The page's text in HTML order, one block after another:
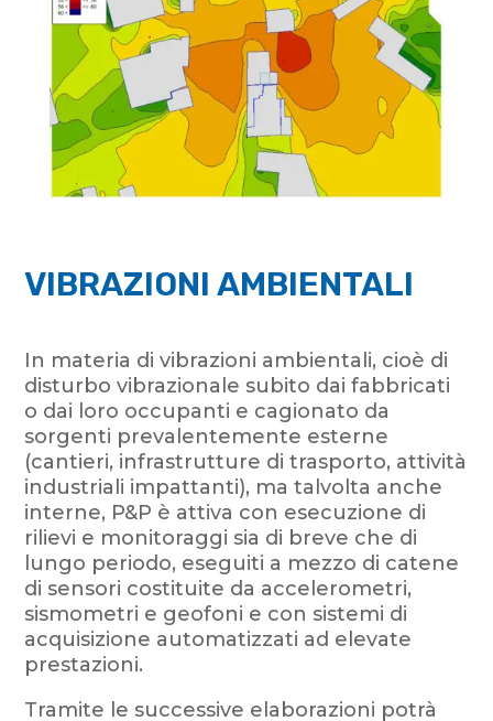
VIBRAZIONI AMBIENTALI
In materia di vibrazioni ambientali, cioè di
disturbo vibrazionale subito dai fabbricati
o dai loro occupanti e cagionato da
sorgenti prevalentemente esterne
(cantieri, infrastrutture di trasporto, attività
industriali impattanti), ma talvolta anche
interne, P&P è attiva con esecuzione di
rilievi e monitoraggi sia di breve che di
lungo periodo, eseguiti a mezzo di catene
di sensori costituite da accelerometri,
sismometri e geofoni e con sistemi di
acquisizione automatizzati ad elevate
prestazioni.
Tramite le successive elaborazioni potrà